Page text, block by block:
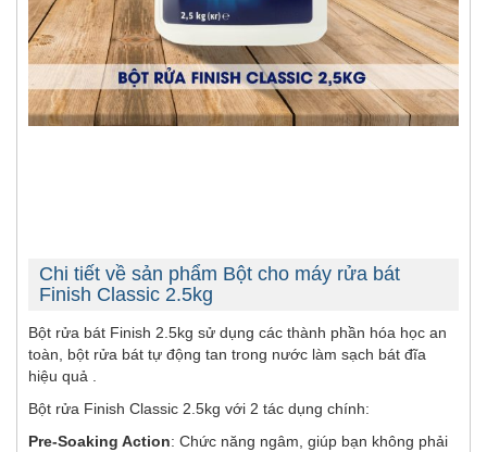
Chi tiết về sản phẩm Bột cho máy rửa bát
Finish Classic 2.5kg
Bột rửa bát Finish 2.5kg sử dụng các thành phần hóa học an
toàn, bột rửa bát tự động tan trong nước làm sạch bát đĩa
hiệu quả .
Bột rửa Finish Classic 2.5kg với 2 tác dụng chính:
Pre-Soaking Action: Chức năng ngâm, giúp bạn không phải